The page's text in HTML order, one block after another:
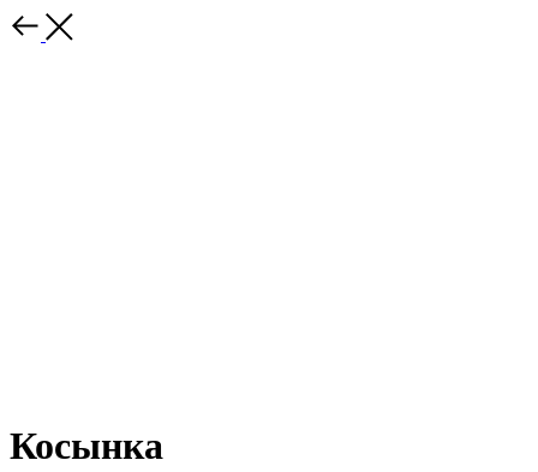
Косынка